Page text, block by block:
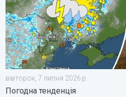
вівторок, 7 липня 2026 р.
Погодна тенденція